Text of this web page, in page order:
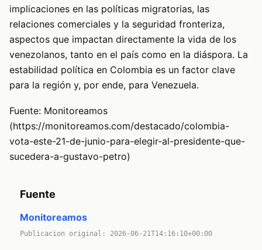
implicaciones en las políticas migratorias, las
relaciones comerciales y la seguridad fronteriza,
aspectos que impactan directamente la vida de los
venezolanos, tanto en el país como en la diáspora. La
estabilidad política en Colombia es un factor clave
para la región y, por ende, para Venezuela.
Fuente: Monitoreamos
(https://monitoreamos.com/destacado/colombia-
vota-este-21-de-junio-para-elegir-al-presidente-que-
sucedera-a-gustavo-petro)
Fuente
Monitoreamos
Publicacion original: 2026-06-21T14:16:10+00:00